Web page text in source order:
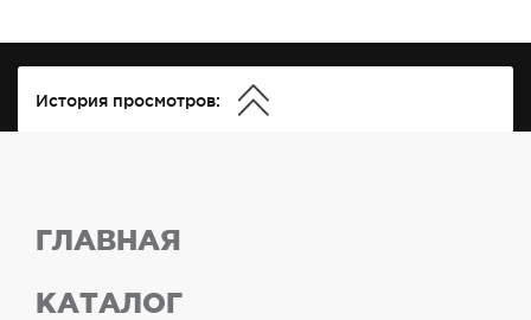
История просмотров:
ГЛАВНАЯ
КАТАЛОГ